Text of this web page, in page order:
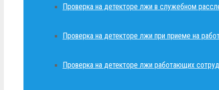
Проверка на детекторе лжи в служебном
Проверка на детекторе лжи при приеме на
Проверка на детекторе лжи работающих